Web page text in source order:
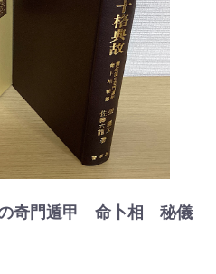
奇門遁甲 命卜相 秘儀